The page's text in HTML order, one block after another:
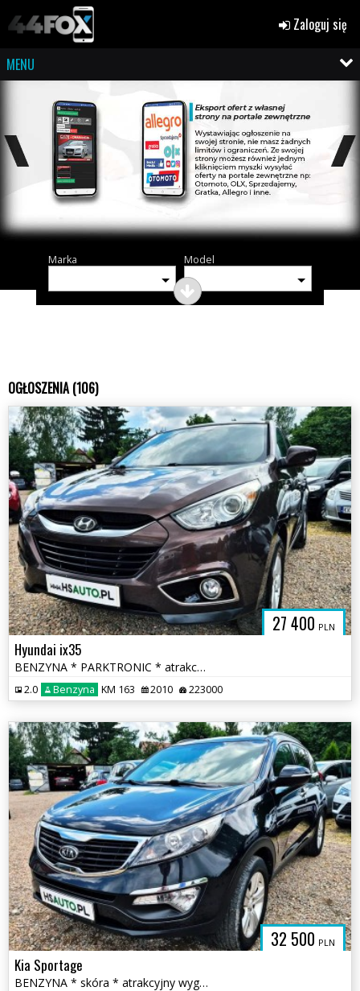
Zaloguj się
MENU
Marka Model
OGŁOSZENIA (106)
27 400 PLN
Hyundai ix35
BENZYNA * PARKTRONIC * atrakcyjny wygląd * super * okazja * POLECAMY
2.0 Benzyna KM 163 2010 223000
32 500 PLN
Kia Sportage
BENZYNA * skóra * atrakcyjny wygląd * SUPER * OKAZJA * polecamy